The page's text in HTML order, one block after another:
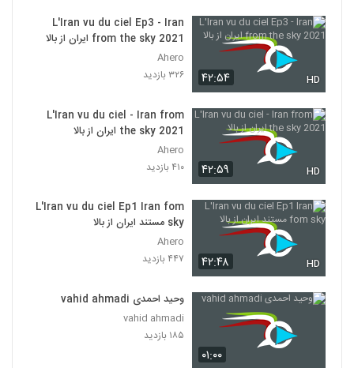
۴۲:۵۴ HD
L'Iran vu du ciel Ep3 - Iran
from the sky 2021 ایران از بالا
Ahero
۳۲۶ بازدید
۴۲:۵۹ HD
L'Iran vu du ciel - Iran from
the sky 2021 ایران از بالا
Ahero
۴۱۰ بازدید
۴۲:۴۸ HD
L'Iran vu du ciel Ep1 Iran fom
sky مستند ایران از بالا
Ahero
۴۴۷ بازدید
۰۱:۰۰
وحید احمدی vahid ahmadi
vahid ahmadi
۱۸۵ بازدید